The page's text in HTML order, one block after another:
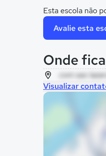
Esta escola não
Avalie esta
Onde
com sao
Visualizar